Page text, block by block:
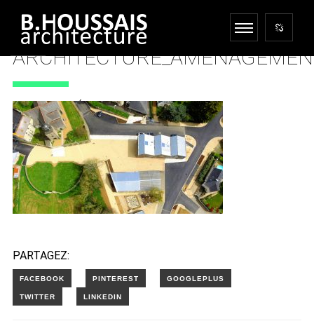
18 DÉCEMBRE 2017
PARTAGEZ: